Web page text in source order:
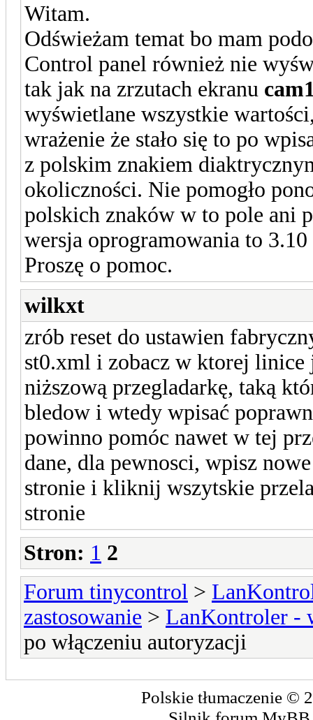
Witam.
Odświeżam temat bo mam
Control panel również nie
tak jak na zrzutach ekranu
wyświetlane wszystkie
wrażenie że stało się to po
z polskim znakiem
okoliczności. Nie pomogło
polskich znaków w to pole ani
wersja oprogramowania to 3.10
Proszę o pomoc.
wilkxt
zrób reset do ustawien
st0.xml i zobacz w ktorej linice
niższową przegladarkę, taką
bledow i wtedy wpisać
powinno pomóc nawet w tej
dane, dla pewnosci, wpisz
stronie i kliknij wszytskie
stronie
Stron: 1 2
Forum tinycontrol >
zastosowanie > LanKontroler -
po włączeniu autoryzacji
Polskie tłumaczenie ©